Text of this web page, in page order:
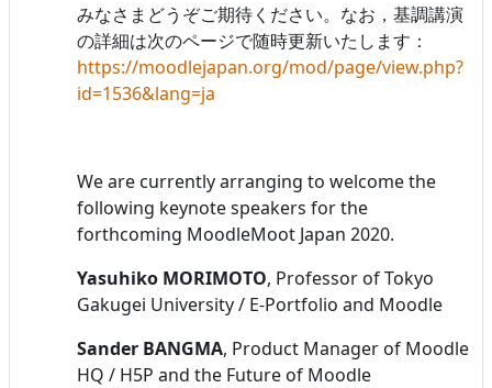
みなさまどうぞご期待ください。なお，基調講演
の詳細は次のページで随時更新いたします：
https://moodlejapan.org/mod/page/view.php?
id=1536&lang=ja
We are currently arranging to welcome the
following keynote speakers for the
forthcoming MoodleMoot Japan 2020.
Yasuhiko MORIMOTO, Professor of Tokyo
Gakugei University / E-Portfolio and Moodle
Sander BANGMA, Product Manager of Moodle
HQ / H5P and the Future of Moodle